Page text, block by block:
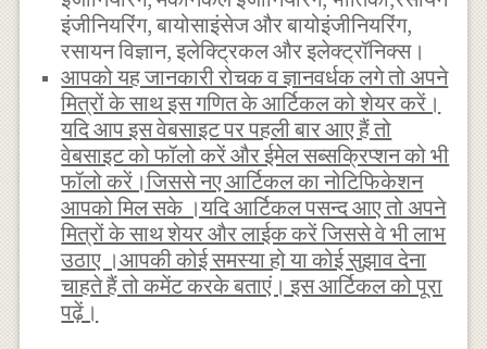
इंजीनियरिंग, बायोसाइंसेज और बायोइंजीनियरिंग,
रसायन विज्ञान, इलेक्ट्रिकल और इलेक्ट्रॉनिक्स।
आपको यह जानकारी रोचक व ज्ञानवर्धक लगे तो अपने
मित्रों के साथ इस गणित के आर्टिकल को शेयर करें।
यदि आप इस वेबसाइट पर पहली बार आए हैं तो
वेबसाइट को फॉलो करें और ईमेल सब्सक्रिप्शन को भी
फॉलो करें।जिससे नए आर्टिकल का नोटिफिकेशन
आपको मिल सके ।यदि आर्टिकल पसन्द आए तो अपने
मित्रों के साथ शेयर और लाईक करें जिससे वे भी लाभ
उठाए ।आपकी कोई समस्या हो या कोई सुझाव देना
चाहते हैं तो कमेंट करके बताएं। इस आर्टिकल को पूरा
पढ़ें।